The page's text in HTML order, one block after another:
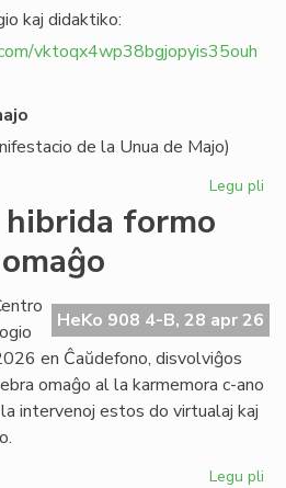
kaj didaktiko:
vktoqx4wp38bgjopyis35ouh
de la Unua de Majo)
Legu pli
formo
HeKo 908 4-B, 28 apr 26
en Ĉaŭdefono, disvolviĝos
omaĝo al la karmemora c-ano
intervenoj estos do virtualaj kaj
Legu pli